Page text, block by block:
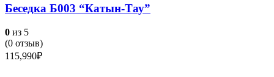
Беседка Б003 “Катын-Тау”
0 из 5
(0 отзыв)
115,990₽